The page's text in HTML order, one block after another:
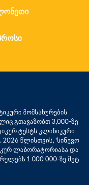
მომსახურების
გთავაზობთ 3,000-ზე
ტესტს კლინიკური
წლისთვის, ‘სინევო
ლაბორატორიასა და
1 000 000-ზე მეტ